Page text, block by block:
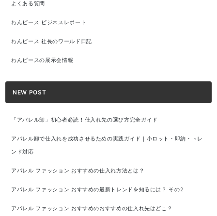
よくある質問
わんピース ビジネスレポート
わんピース 社長のワールド日記
わんピースの展示会情報
NEW POST
「アパレル卸」初心者必読！仕入れ先の選び方完全ガイド
アパレル卸で仕入れを成功させるための実践ガイド｜小ロット・即納・トレ
ンド対応
アパレル ファッション おすすめの仕入れ方法とは？
アパレル ファッション おすすめの最新トレンドを知るには？ その2
アパレル ファッション おすすめのおすすめの仕入れ先はどこ？